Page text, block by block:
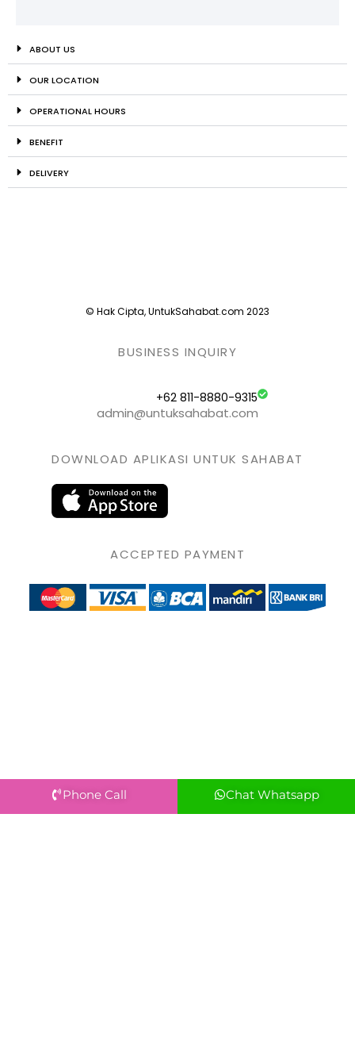
ABOUT US
OUR LOCATION
OPERATIONAL HOURS
BENEFIT
DELIVERY
© Hak Cipta, UntukSahabat.com 2023
BUSINESS INQUIRY
+62 811-8880-9315
admin@untuksahabat.com
DOWNLOAD APLIKASI UNTUK SAHABAT
ACCEPTED PAYMENT
Phone Call Chat Whatsapp